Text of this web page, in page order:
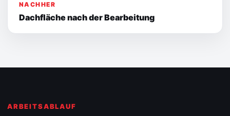
NACHHER
Dachfläche nach der Bearbeitung
ARBEITSABLAUF